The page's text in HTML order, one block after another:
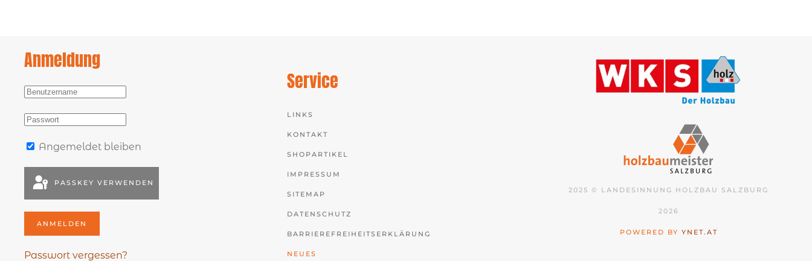
Anmeldung
Angemeldet bleiben
PASSKEY VERWENDEN
ANMELDEN
Passwort vergessen?
Service
LINKS
KONTAKT
SHOPARTIKEL
IMPRESSUM
SITEMAP
DATENSCHUTZ
BARRIEREFREIHEITSERKLÄRUNG
NEUES
2025 © LANDESINNUNG HOLZBAU SALZBURG
2026
POWERED BY YNET.AT